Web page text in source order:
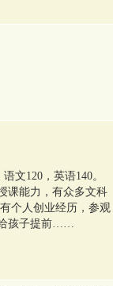
文120，英语140。
课能力，有众多文科
个人创业经历，参观
给孩子提前……